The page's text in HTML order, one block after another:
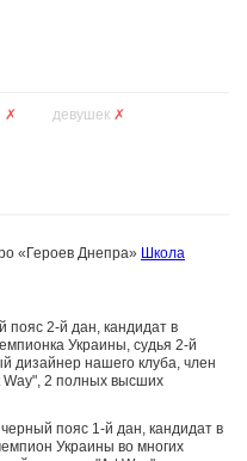
✗ девушек ✗
«Героев Днепра» Школа
2-й дан, кандидат в
Украины, судья 2-й
дизайнер нашего клуба, член
2 полных высших
пояс 1-й дан, кандидат в
Украины во многих